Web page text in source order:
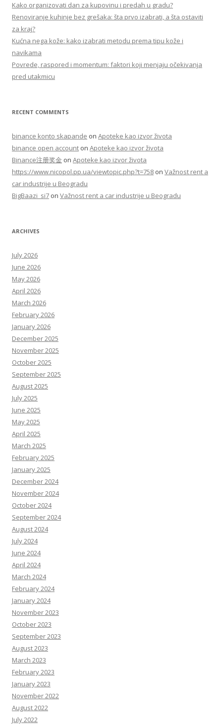
o
:
Kako organizovati dan za kupovinu i predah u gradu?
Renoviranje kuhinje bez grešaka: šta prvo izabrati, a šta ostaviti
za kraj?
Kućna nega kože: kako izabrati metodu prema tipu kože i
navikama
Povrede, raspored i momentum: faktori koji menjaju očekivanja
pred utakmicu
RECENT COMMENTS
binance konto skapande on Apoteke kao izvor života
binance open account on Apoteke kao izvor života
Binance注册奖金 on Apoteke kao izvor života
https://www.nicopol.pp.ua/viewtopic.php?t=758 on Važnost rent a
car industrije u Beogradu
BigBaazi_si7 on Važnost rent a car industrije u Beogradu
ARCHIVES
July 2026
June 2026
May 2026
April 2026
March 2026
February 2026
January 2026
December 2025
November 2025
October 2025
September 2025
August 2025
July 2025
June 2025
May 2025
April 2025
March 2025
February 2025
January 2025
December 2024
November 2024
October 2024
September 2024
August 2024
July 2024
June 2024
April 2024
March 2024
February 2024
January 2024
November 2023
October 2023
September 2023
August 2023
March 2023
February 2023
January 2023
November 2022
August 2022
July 2022